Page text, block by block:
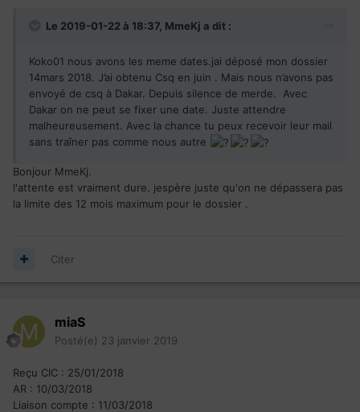
Le 2019-01-22 à 18:37, MmeKj a dit :
Koko01 nous avons les meme dates.jai déposé mon dossier
14mars 2018. J’ai obtenu Csq en juin . Mais nous n’avons pas
envoyé de csq à Dakar. Depuis silence de merde. Avec
Dakar on ne peut se fixer une date. Juste attendre
malheureusement. Avec la chance tu peux recevoir leur mail
sans traîner pas comme nous autre
Bonjour MmeKj.
l'attente est vraiment dure. jespère juste qu'on ne dépassera pas
la limite des 12 mois maximum pour le dossier .
Citer
miaS
Posté(e) 23 janvier 2019
Reçu CIC : 25/01/2018
AR : 10/03/2018
Liaison compte : 11/03/2018